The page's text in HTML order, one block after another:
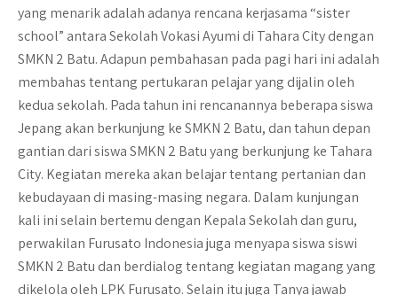
yang menarik adalah adanya rencana kerjasama “sister
school” antara Sekolah Vokasi Ayumi di Tahara City dengan
SMKN 2 Batu. Adapun pembahasan pada pagi hari ini adalah
membahas tentang pertukaran pelajar yang dijalin oleh
kedua sekolah. Pada tahun ini rencanannya beberapa siswa
Jepang akan berkunjung ke SMKN 2 Batu, dan tahun depan
gantian dari siswa SMKN 2 Batu yang berkunjung ke Tahara
City. Kegiatan mereka akan belajar tentang pertanian dan
kebudayaan di masing-masing negara. Dalam kunjungan
kali ini selain bertemu dengan Kepala Sekolah dan guru,
perwakilan Furusato Indonesia juga menyapa siswa siswi
SMKN 2 Batu dan berdialog tentang kegiatan magang yang
dikelola oleh LPK Furusato. Selain itu juga Tanya jawab